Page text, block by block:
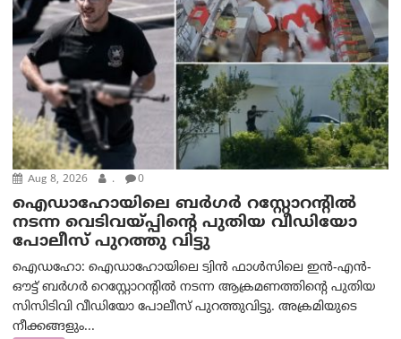
Aug 8, 2026 . 0
ഐഡാഹോയിലെ ബർഗർ റസ്റ്റോറന്റിൽ
നടന്ന വെടിവയ്പ്പിന്റെ പുതിയ വീഡിയോ
പോലീസ് പുറത്തു വിട്ടു
ഐഡഹോ: ഐഡാഹോയിലെ ട്വിൻ ഫാൾസിലെ ഇൻ-എൻ-
ഔട്ട് ബർഗർ റെസ്റ്റോറന്റിൽ നടന്ന ആക്രമണത്തിന്റെ പുതിയ
സിസിടിവി വീഡിയോ പോലീസ് പുറത്തുവിട്ടു. അക്രമിയുടെ
നീക്കങ്ങളും...